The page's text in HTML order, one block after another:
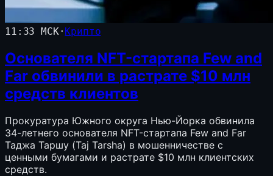
11:33 МСК · Крипто
Основателя NFT-стартапа Few and
Far обвинили в растрате $10 млн
средств клиентов
Прокуратура Южного округа Нью-Йорка обвинила
34-летнего основателя NFT-стартапа Few and Far
Таджа Таршу (Taj Tarsha) в мошенничестве с
ценными бумагами и растрате $10 млн клиентских
средств.